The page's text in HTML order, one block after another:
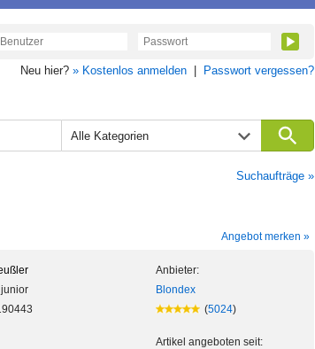
Neu hier? » Kostenlos anmelden Passwort vergessen?
Alle Kategorien
Suchaufträge »
Angebot merken »
Anbieter:
Blondex
(5024)
Artikel angeboten seit: